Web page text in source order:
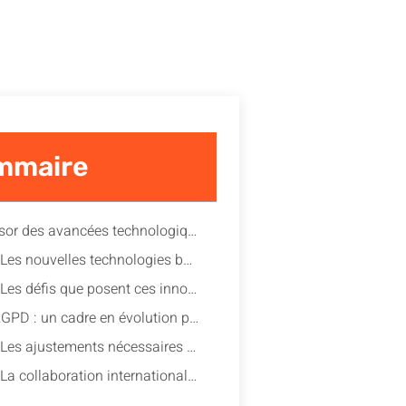
L’essor des avancées technologiques et leurs impacts sur la protection des données
Les nouvelles technologies bouleversant nos modes de vie
Les défis que posent ces innovations pour le RGPD
Le RGPD : un cadre en évolution pour répondre aux défis technologiques
Les ajustements nécessaires pour maintenir une protection efficace
La collaboration internationale pour une meilleure gestion des données